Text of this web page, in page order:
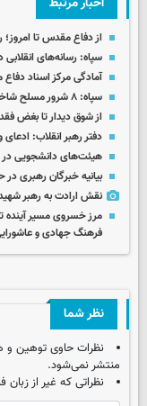
از دفاع مقدس تا
سپاه: رسانه‌های
آمادگی مرکز اسناد
سپاه: ۸ شرور مسلح شاخص و مرتبط با گروهک‌های تروریستی دستگیر شدند
از شوق دیدار تا بغض
دفتر رهبر انقلاب:
هیئت‌های دانشجویی در
بیانیه خبرگان رهبری
نقش ارادت به رهبر
مرز خسروی مسیر آینده
فرهنگ جهادی و
نظر شما
نظرات حاوی توهین و
منتشر نمی‌شود.
نظراتی که غیر از